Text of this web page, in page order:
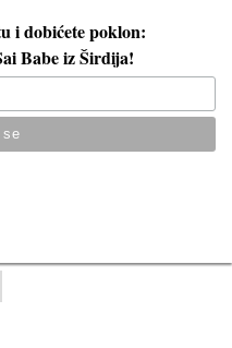
i dobićete poklon:
Babe iz Širdija!